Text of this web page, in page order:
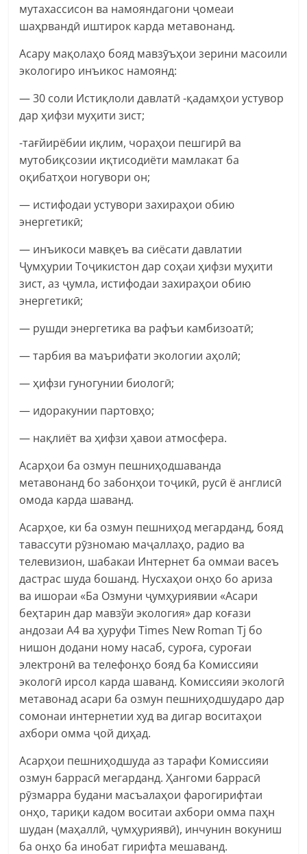
мутахассисон ва намояндагони ҷомеаи
шаҳрвандӣ иштирок карда метавонанд.
Асару мақолаҳо бояд мавзӯъҳои зерини масоили
экологиро инъикос намоянд:
— 30 соли Истиқлоли давлатӣ -қадамҳои устувор
дар ҳифзи муҳити зист;
-тағйирёбии иқлим, чораҳои пешгирӣ ва
мутобиқсозии иқтисодиёти мамлакат ба
оқибатҳои ногувори он;
— истифодаи устувори захираҳои обию
энергетикӣ;
— инъикоси мавқеъ ва сиёсати давлатии
Ҷумҳурии Тоҷикистон дар соҳаи ҳифзи муҳити
зист, аз ҷумла, истифодаи захираҳои обию
энергетикӣ;
— рушди энергетика ва рафъи камбизоатӣ;
— тарбия ва маърифати экологии аҳолӣ;
— ҳифзи гуногунии биологӣ;
— идоракунии партовҳо;
— нақлиёт ва ҳифзи ҳавои атмосфера.
Асарҳои ба озмун пешниҳодшаванда
метавонанд бо забонҳои тоҷикӣ, русӣ ё англисӣ
омода карда шаванд.
Асарҳое, ки ба озмун пешниҳод мегарданд, бояд
тавассути рӯзномаю маҷаллаҳо, радио ва
телевизион, шабакаи Интернет ба оммаи васеъ
дастрас шуда бошанд. Нусхаҳои онҳо бо ариза
ва ишораи «Ба Озмуни ҷумҳуриявии «Асари
беҳтарин дар мавзўи экология» дар коғази
андозаи А4 ва ҳуруфи Times New Roman Tj бо
нишон додани ному насаб, суроға, суроғаи
электронӣ ва телефонҳо бояд ба Комиссияи
экологӣ ирсол карда шаванд. Комиссияи экологӣ
метавонад асари ба озмун пешниҳодшударо дар
сомонаи интернетии худ ва дигар воситаҳои
ахбори омма ҷой диҳад.
Асарҳои пешниҳодшуда аз тарафи Комиссияи
озмун баррасӣ мегарданд. Ҳангоми баррасӣ
рӯзмарра будани масъалаҳои фарогирифтаи
онҳо, тариқи кадом воситаи ахбори омма паҳн
шудан (маҳаллӣ, ҷумҳуриявӣ), инчунин вокуниш
ба онҳо ба инобат гирифта мешаванд.